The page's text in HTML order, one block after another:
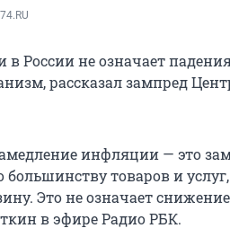
России не означает
рассказал зампред
инфляции — это
товаров и
Это не означает
в эфире Радио РБК.